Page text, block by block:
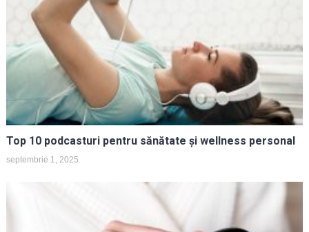
Top 10 podcasturi pentru sănătate și wellness personal
septembrie 1, 2025